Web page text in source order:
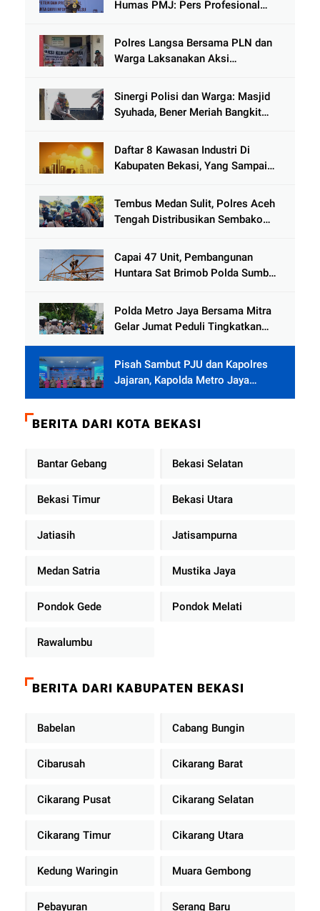
Humas PMJ: Pers Profesional
Hoaks
Polres Langsa Bersama PLN dan
Warga Laksanakan Aksi
Tamiang
Sinergi Polisi dan Warga: Masjid
Syuhada, Bener Meriah Bangkit
Daftar 8 Kawasan Industri Di
Kabupaten Bekasi, Yang Sampai
Tembus Medan Sulit, Polres Aceh
Tengah Distribusikan Sembako
Jamat
Capai 47 Unit, Pembangunan
Huntara Sat Brimob Polda Sumbar
Polda Metro Jaya Bersama Mitra
Gelar Jumat Peduli Tingkatkan
Pisah Sambut PJU dan Kapolres
Jajaran, Kapolda Metro Jaya
Tekankan Pelayanan Publik
BERITA DARI KOTA BEKASI
Bantar Gebang Bekasi Selatan
Bekasi Timur Bekasi Utara
Jatiasih Jatisampurna
Medan Satria Mustika Jaya
Pondok Gede Pondok Melati
Rawalumbu
BERITA DARI KABUPATEN BEKASI
Babelan Cabang Bungin
Cibarusah Cikarang Barat
Cikarang Pusat Cikarang Selatan
Cikarang Timur Cikarang Utara
Kedung Waringin Muara Gembong
Pebayuran Serang Baru